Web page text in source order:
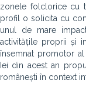
zonele folclorice cu
profil o solicita cu
unul de mare
activitățile proprii și
însemnat promotor al
Iei din acest an
românești în context